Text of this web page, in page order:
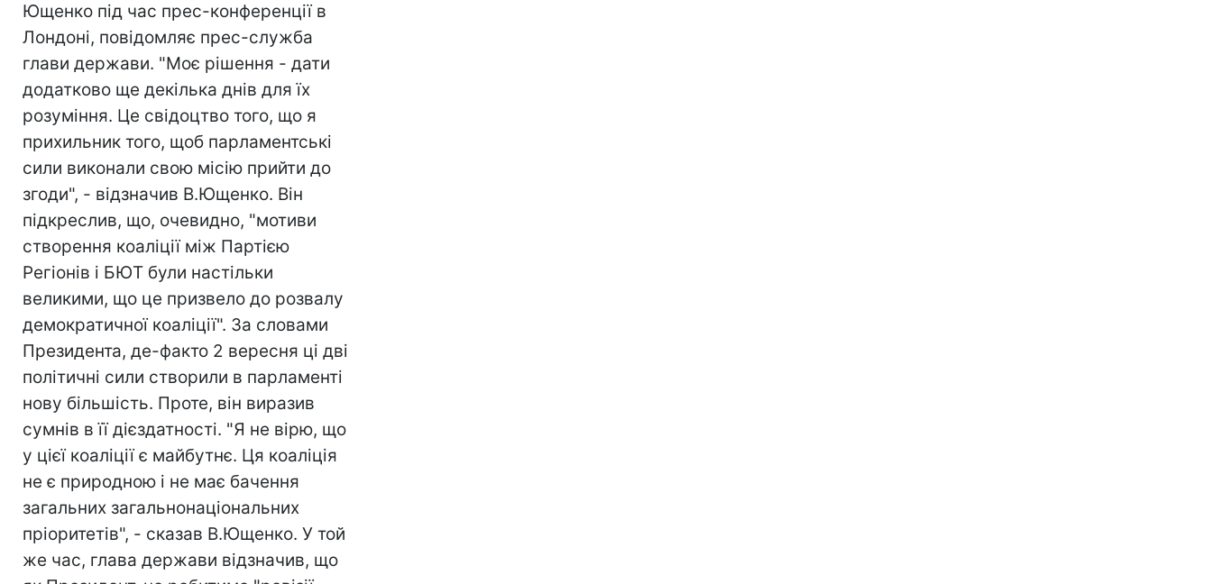
Ющенко під час прес-конференції в
Лондоні, повідомляє прес-служба
глави держави. "Моє рішення - дати
додатково ще декілька днів для їх
розуміння. Це свідоцтво того, що я
прихильник того, щоб парламентські
сили виконали свою місію прийти до
згоди", - відзначив В.Ющенко. Він
підкреслив, що, очевидно, "мотиви
створення коаліції між Партією
Регіонів і БЮТ були настільки
великими, що це призвело до розвалу
демократичної коаліції". За словами
Президента, де-факто 2 вересня ці дві
політичні сили створили в парламенті
нову більшість. Проте, він виразив
сумнів в її дієздатності. "Я не вірю, що
у цієї коаліції є майбутнє. Ця коаліція
не є природною і не має бачення
загальних загальнонаціональних
пріоритетів", - сказав В.Ющенко. У той
же час, глава держави відзначив, що